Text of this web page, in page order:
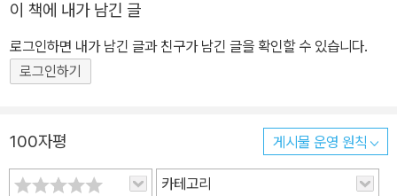
이 책에 내가 남긴 글
로그인하면 내가 남긴 글과 친구가 남긴 글을 확인할 수 있습니다.
로그인하기
100자평 게시물 운영 원칙
카테고리